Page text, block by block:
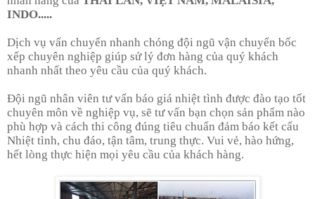
INDO.....
Dịch vụ vấn chuyển nhanh chóng đội ngũ vận chuyển bốc
xếp chuyên nghiệp giúp sử lý đơn hàng của quý khách
nhanh nhất theo yêu cầu của quý khách.
Đội ngũ nhân viên tư vấn báo giá nhiệt tình được đào tạo tốt
chuyên môn về nghiệp vụ, sẽ tư vấn bạn chọn sản phẩm nào
phù hợp và cách thi công đúng tiêu chuẩn đảm báo kết cấu
Nhiệt tình, chu đáo, tận tâm, trung thực. Vui vẻ, hào hứng,
hết lòng thực hiện mọi yêu cầu của khách hàng.